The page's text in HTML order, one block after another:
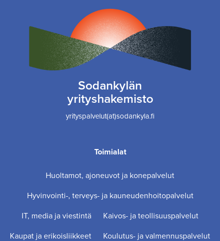
Sodankylän
yrityshakemisto
yrityspalvelut(at)sodankyla.fi
Toimialat
Huoltamot, ajoneuvot ja konepalvelut
Hyvinvointi-, terveys- ja kauneudenhoitopalvelut
IT, media ja viestintä
Kaivos- ja teollisuuspalvelut
Kaupat ja erikoisliikkeet
Koulutus- ja valmennuspalvelut